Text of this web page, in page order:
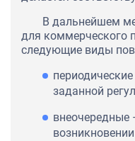
В дальнейшем
для коммерческого
следующие виды
заданной
внеочередные